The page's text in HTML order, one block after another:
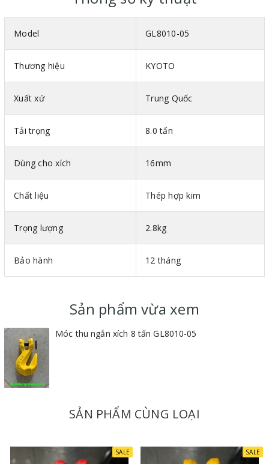
Model GL8010-05
Thương hiệu KYOTO
Xuất xứ Trung Quốc
Tải trọng 8.0 tấn
Dùng cho xích 16mm
Chất liệu Thép hợp kim
Trọng lượng 2.8kg
Bảo hành 12 tháng
Sản phẩm vừa xem
Móc thu ngắn xích 8 tấn GL8010-05
SẢN PHẨM CÙNG LOẠI
SALE SALE